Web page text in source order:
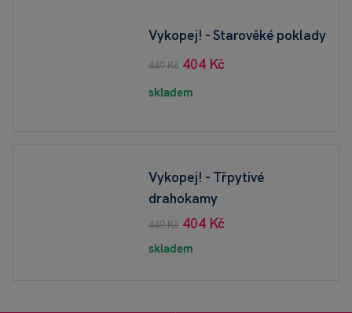
Vykopej! - Starověké poklady
skladem
449 Kč 404 Kč
Vykopej! - Třpytivé
drahokamy
skladem
449 Kč 404 Kč